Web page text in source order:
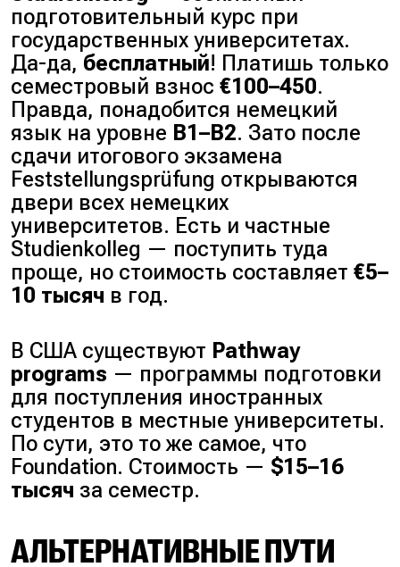
подготовительный курс при
государственных университетах.
Да-да, бесплатный! Платишь только
семестровый взнос€100–450.
Правда, понадобится немецкий
язык на уровне B1–B2. Зато после
сдачи итогового экзамена
Feststellungsprüfung открываются
двери всех немецких
университетов. Есть и частные
Studienkolleg — поступить туда
проще, но стоимость составляет€5–
10 тысяч в год.
В США существуют Pathway
programs — программы подготовки
для поступления иностранных
студентов в местные университеты.
По сути, это то же самое, что
Foundation. Стоимость — $15–16
тысяч за семестр.
АЛЬТЕРНАТИВНЫЕ ПУТИ